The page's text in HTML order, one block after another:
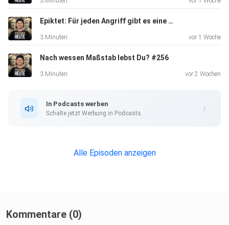
Viel Spaß beim Hören Epiktet: Für jeden Angriff gibt es eine Antwort in dir #257
3 Minuten vor 1 Woche
Nach wessen Maßstab lebst Du? #256
3 Minuten vor 2 Wochen
In Podcasts werben
Schalte jetzt Werbung in Podcasts.
Alle Episoden anzeigen
Kommentare (0)